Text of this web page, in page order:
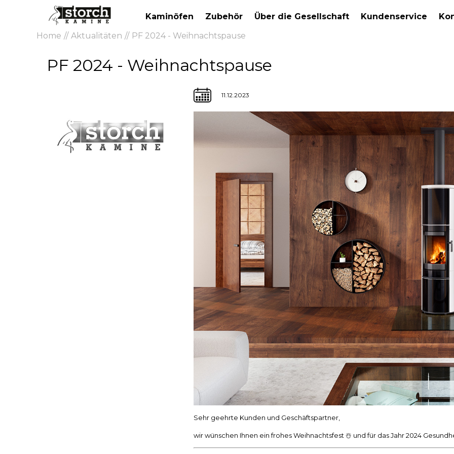
Kaminöfen Zubehör Über die Gesellschaft Kundenservice
Home
Aktualitäten PF 2024 - Weihnachtspause
PF 2024 - Weihnachtspause
11.12.2023
Sehr geehrte Kunden und Geschäftspartner,
wir wünschen Ihnen ein frohes Weihnachtsfest ☃️ und für das Jahr 2024